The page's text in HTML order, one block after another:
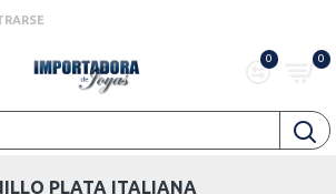
0 0
PLATA ITALIANA